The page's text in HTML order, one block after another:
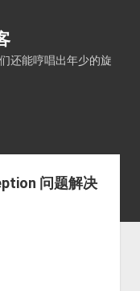
还能哼唱出年少的旋
问题解决